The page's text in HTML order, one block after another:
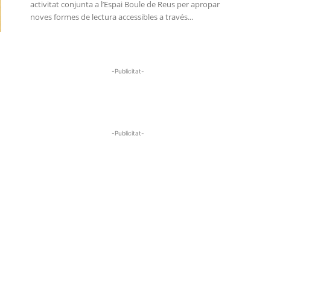
activitat conjunta a l’Espai Boule de Reus per apropar
noves formes de lectura accessibles a través...
-Publicitat-
-Publicitat-